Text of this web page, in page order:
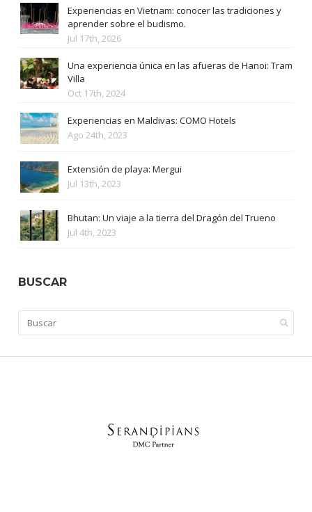
Experiencias en Vietnam: conocer las tradiciones y
aprender sobre el budismo.
Jul 17th, 2026
Una experiencia única en las afueras de Hanoi: Tram
Villa
Oct 17th, 2024
Experiencias en Maldivas: COMO Hotels
Ago 24th, 2023
Extensión de playa: Mergui
Jul 13th, 2023
Bhutan: Un viaje a la tierra del Dragón del Trueno
Jul 4th, 2023
BUSCAR